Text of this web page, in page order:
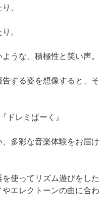
、
。
うな、積極性と笑い声。
する姿を想像すると、そ
ドレミぱーく』
多彩な音楽体験をお届け
使ってリズム遊びをした
エレクトーンの曲に合わ